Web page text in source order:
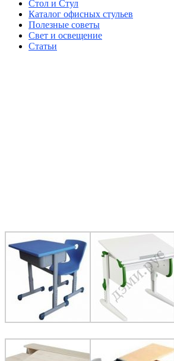
Стол и Стул
Каталог офисных стульев
Полезные советы
Свет и освещение
Статьи